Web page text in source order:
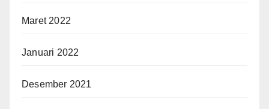
Maret 2022
Januari 2022
Desember 2021